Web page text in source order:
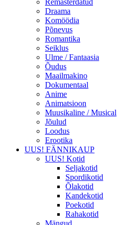
Remasterdatud
Draama
Komöödia
Põnevus
Romantika
Seiklus
Ulme / Fantaasia
Õudus
Maailmakino
Dokumentaal
Anime
Animatsioon
Muusikaline / Musical
Jõulud
Loodus
Erootika
UUS! FÄNNIKAUP
UUS! Kotid
Seljakotid
Spordikotid
Õlakotid
Kandekotid
Poekotid
Rahakotid